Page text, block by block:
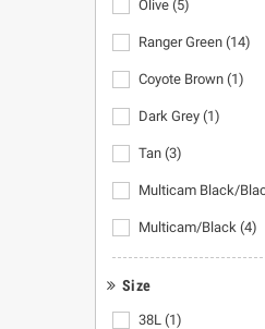
Olive (5)
Ranger Green (14)
Coyote Brown (1)
Dark Grey (1)
Tan (3)
Multicam Black/
Multicam/Black (4)
Size
38L (1)